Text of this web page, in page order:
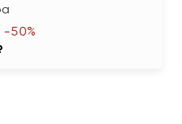
-50%